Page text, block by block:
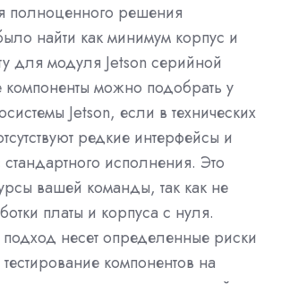
полноценного решения
найти как минимум корпус и
для модуля Jetson серийной
компоненты можно подобрать у
Jetson, если в технических
редкие интерфейсы и
исполнения. Это
вашей команды, так как не
платы и корпуса с нуля.
несет определенные риски
компонентов на